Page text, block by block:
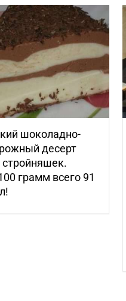
шоколадно-
десерт
стройняшек.
грамм всего 91